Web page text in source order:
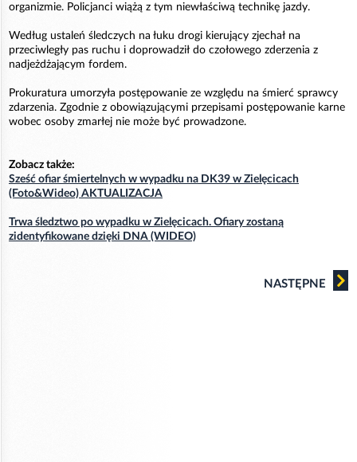
organizmie. Policjanci wiążą z tym niewłaściwą technikę jazdy.
Według ustaleń śledczych na łuku drogi kierujący zjechał na
przeciwległy pas ruchu i doprowadził do czołowego zderzenia z
nadjeżdżającym fordem.
Prokuratura umorzyła postępowanie ze względu na śmierć sprawcy
zdarzenia. Zgodnie z obowiązującymi przepisami postępowanie karne
wobec osoby zmarłej nie może być prowadzone.
Zobacz także:
Sześć ofiar śmiertelnych w wypadku na DK39 w Zielęcicach
(Foto&Wideo) AKTUALIZACJA
Trwa śledztwo po wypadku w Zielęcicach. Ofiary zostaną
zidentyfikowane dzięki DNA (WIDEO)
NASTĘPNE